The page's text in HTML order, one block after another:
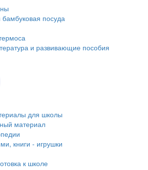
посуда
и развивающие пособия
для школы
материал
книги - игрушки
к школе